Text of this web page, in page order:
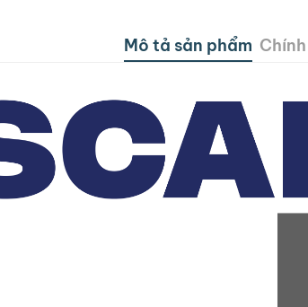
Mô tả sản phẩm